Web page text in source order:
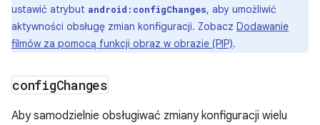
ustawić atrybut android:configChanges, aby umożliwić
aktywności obsługę zmian konfiguracji. Zobacz Dodawanie
filmów za pomocą funkcji obraz w obrazie (PIP).
configChanges
Aby samodzielnie obsługiwać zmiany konfiguracji wielu